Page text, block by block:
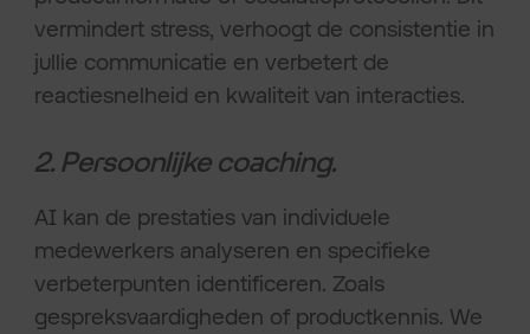
vermindert stress, verhoogt de consistentie in
jullie communicatie en verbetert de
reactiesnelheid en kwaliteit van interacties.
2. Persoonlijke coaching.
AI kan de prestaties van individuele
medewerkers analyseren en specifieke
verbeterpunten identificeren. Zoals
gespreksvaardigheden of productkennis. We